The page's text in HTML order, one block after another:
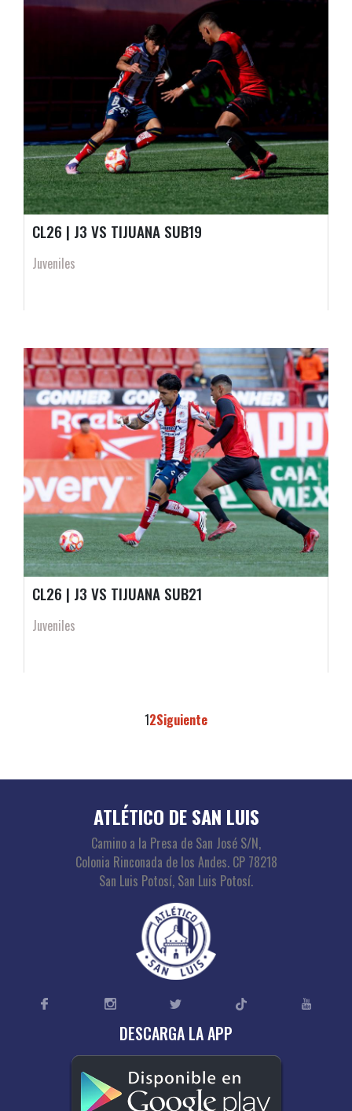
CL26 | J3 VS TIJUANA SUB19
Juveniles
CL26 | J3 VS TIJUANA SUB21
Juveniles
12Siguiente
ATLÉTICO DE SAN LUIS
Camino a la Presa de San José S/N,
Colonia Rinconada de los Andes. CP 78218
San Luis Potosí, San Luis Potosí.
DESCARGA LA APP